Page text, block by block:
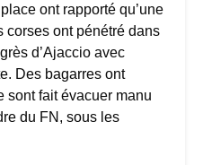
ont rapporté qu’une
ont pénétré dans
d’Ajaccio avec
Des bagarres ont
sont fait évacuer manu
du FN, sous les